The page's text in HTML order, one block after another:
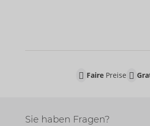
FairePreise
Sie haben Fragen?